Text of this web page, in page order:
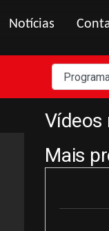
Notícias
Vídeos
Mais